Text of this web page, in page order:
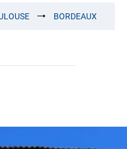
BORDEAUX